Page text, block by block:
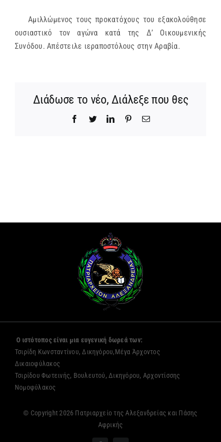
ΜΗΤΡΟΠΟΛΕΙΣ & ΕΠΙΣΚΟΠΕΣ
MEDIA
Αμιλλώμενος τους προκατόχους του εξακολούθησε
ουσιαστικό τον αγώνα κατά της Δ’ Οικουμενικής
Συνόδου. Απέστειλε ιεραποστόλους στην Αραβία.
Διάδωσε το νέο, Διάλεξε που θες
Facebook
TwitterLinkedInPinterestEmail
Ο ιστότοπος είναι μια ευγενική δωρεά των:
Τσιρίδη Κωνσταντίνου, Δικηγόρου,Μέγα Άρχοντος
Δικαιοφύλακος
Τσιρίδου Φωτεινής, Βουλευτού, Δικηγόρου, Αρχοντίσσης
Νομοφύλακος
© Copyright 2026 Πατριαρχείο της Αλεξανδρείας και Πάσης
Αφρικής